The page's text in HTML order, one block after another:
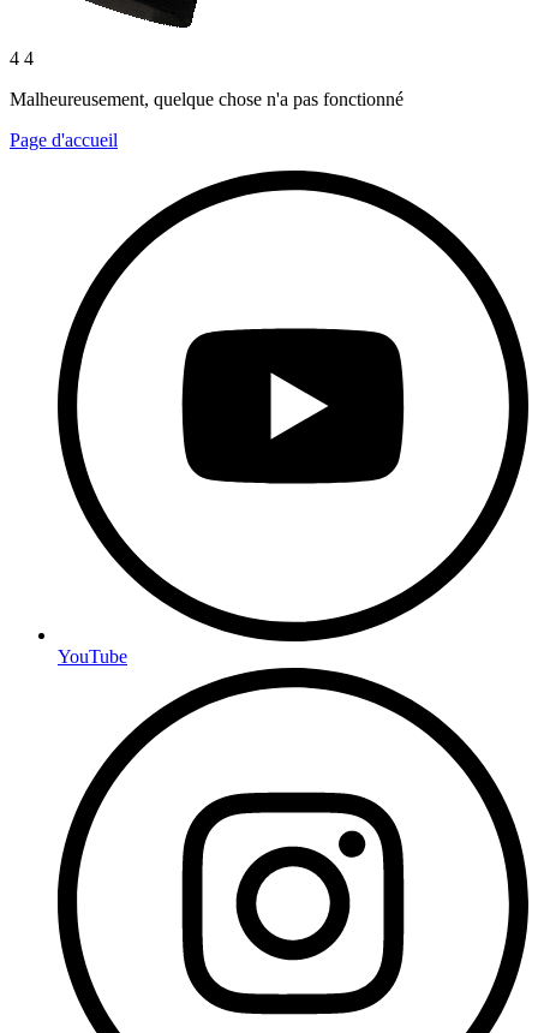
4 4
Malheureusement, quelque chose n'a pas fonctionné
Page d'accueil
YouTube